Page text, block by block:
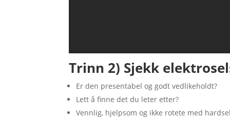
Trinn 2) Sjekk
Er den presentabel og godt vedlikeholdt?
Lett å finne det du leter etter?
Vennlig, hjelpsom og ikke rotete med